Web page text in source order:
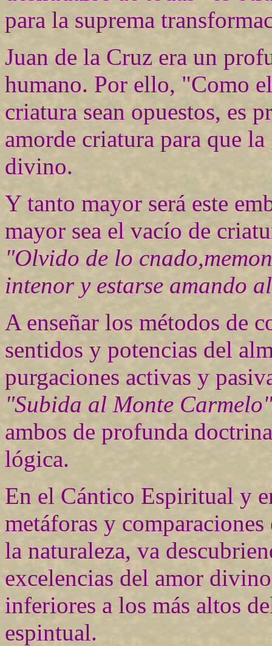
para la suprema
Juan de la Cruz era un
humano. Por ello, "Como
criatura sean opuestos, es
amorde criatura para que
divino.
Y tanto mayor será este
mayor sea el vacío de
"Olvido de lo
intenor y estarse amando
A enseñar los métodos de
sentidos y potencias del
purgaciones activas y
"Subida al Monte Carmelo"
ambos de profunda
lógica.
En el Cántico Espiritual y
metáforas y
la naturaleza, va
excelencias del amor
inferiores a los más altos
espintual.